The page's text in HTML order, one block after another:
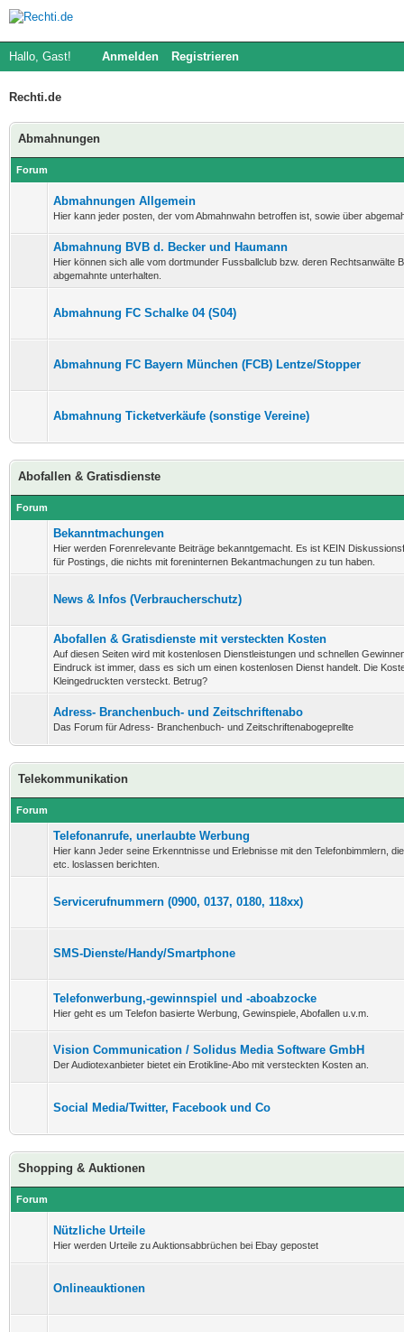
Hallo, Gast! Anmelden Registrieren
Rechti.de
Abmahnungen
Forum
Abmahnungen Allgemein
Hier kann jeder posten, der vom Abmahnwahn betroffen ist, sowie über
Abmahnung BVB d. Becker und Haumann
Hier können sich alle vom dortmunder Fussballclub bzw. deren Rechtsanwälte
abgemahnte unterhalten.
Abmahnung FC Schalke 04 (S04)
Abmahnung FC Bayern München (FCB) Lentze/Stopper
Abmahnung Ticketverkäufe (sonstige Vereine)
Abofallen & Gratisdienste
Forum
Bekanntmachungen
Hier werden Forenrelevante Beiträge bekanntgemacht. Es ist KEIN
für Postings, die nichts mit foreninternen Bekantmachungen zu tun haben.
News & Infos (Verbraucherschutz)
Abofallen & Gratisdienste mit versteckten Kosten
Auf diesen Seiten wird mit kostenlosen Dienstleistungen und schnellen
Eindruck ist immer, dass es sich um einen kostenlosen Dienst handelt. Die
Kleingedruckten versteckt. Betrug?
Adress- Branchenbuch- und Zeitschriftenabo
Das Forum für Adress- Branchenbuch- und Zeitschriftenabogeprellte
Telekommunikation
Forum
Telefonanrufe, unerlaubte Werbung
Hier kann Jeder seine Erkenntnisse und Erlebnisse mit den Telefonbimmlern,
etc. loslassen berichten.
Servicerufnummern (0900, 0137, 0180, 118xx)
SMS-Dienste/Handy/Smartphone
Telefonwerbung,-gewinnspiel und -aboabzocke
Hier geht es um Telefon basierte Werbung, Gewinspiele, Abofallen u.v.m.
Vision Communication / Solidus Media Software GmbH
Der Audiotexanbieter bietet ein Erotikline-Abo mit versteckten Kosten an.
Social Media/Twitter, Facebook und Co
Shopping & Auktionen
Forum
Nützliche Urteile
Hier werden Urteile zu Auktionsabbrüchen bei Ebay gepostet
Onlineauktionen